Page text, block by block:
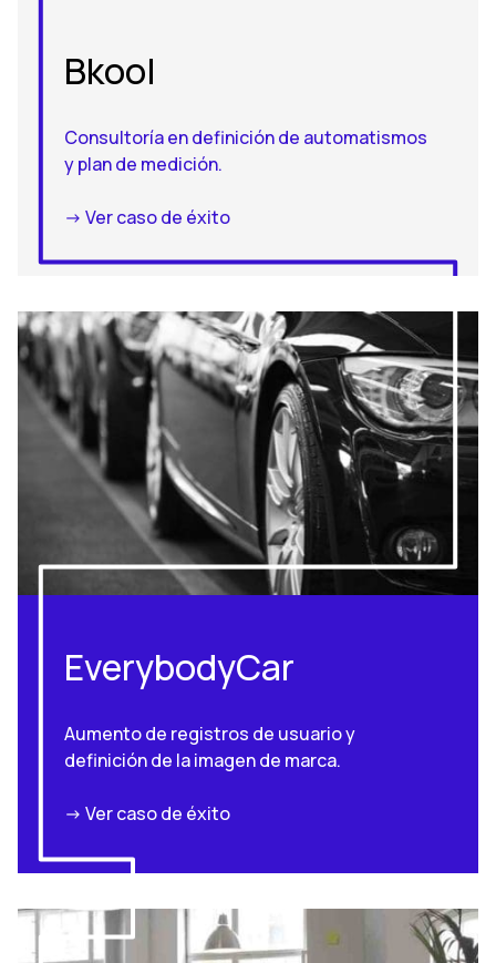
Bkool
Consultoría en definición de automatismos
y plan de medición.
-> Ver caso de éxito
EverybodyCar
Aumento de registros de usuario y
definición de la imagen de marca.
-> Ver caso de éxito